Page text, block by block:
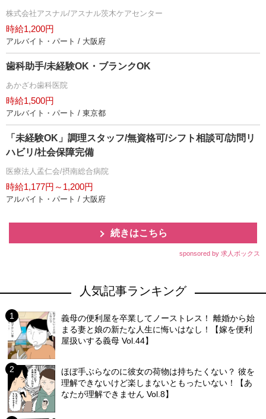
株式会社アスナル/アスナル茨木ケアセンター
時給1,200円
アルバイト・パート / 大阪府
歯科助手/未経験OK・ブランクOK
あかざわ歯科医院
時給1,500円
アルバイト・パート / 東京都
「未経験OK」調理スタッフ/無資格可/シフト相談可/訪問リ
ハビリ/社会保障完備
医療法人孟仁会/摂南総合病院
時給1,177円～1,200円
アルバイト・パート / 大阪府
続きはこちら
sponsored by 求人ボックス
人気記事ランキング
義母の便利屋を卒業してノーストレス！ 離婚から始
まる妻と娘の新たな人生に悔いはなし！【嫁を便利
屋扱いする義母 Vol.44】
ほぼ手ぶらなのに彼女の荷物は持ちたくない？ 彼を
理解できないけど楽しまないともったいない！【あ
なたが理解できません Vol.8】